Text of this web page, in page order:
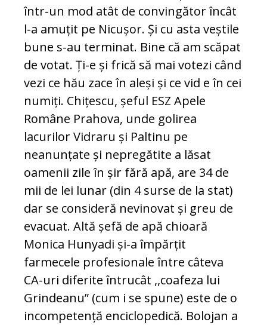
într-un mod atât de convingător încât
l-a amuțit pe Nicușor. Și cu asta veștile
bune s-au terminat. Bine că am scăpat
de votat. Ți-e și frică să mai votezi când
vezi ce hău zace în aleși și ce vid e în cei
numiți. Chițescu, șeful ESZ Apele
Române Prahova, unde golirea
lacurilor Vidraru și Paltinu pe
neanunțate și nepregătite a lăsat
oamenii zile în șir fără apă, are 34 de
mii de lei lunar (din 4 surse de la stat)
dar se consideră nevinovat și greu de
evacuat. Altă șefă de apă chioară
Monica Hunyadi și-a împărțit
farmecele profesionale între câteva
CA-uri diferite întrucât ,,coafeza lui
Grindeanu” (cum i se spune) este de o
incompetență enciclopedică. Bolojan a